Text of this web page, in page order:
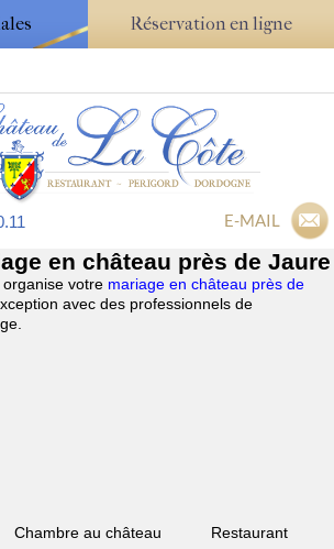
Réservation en ligne
E-MAIL
en château près de Jaure
votre mariage en château près de
avec des professionnels de
Chambre au château Restaurant